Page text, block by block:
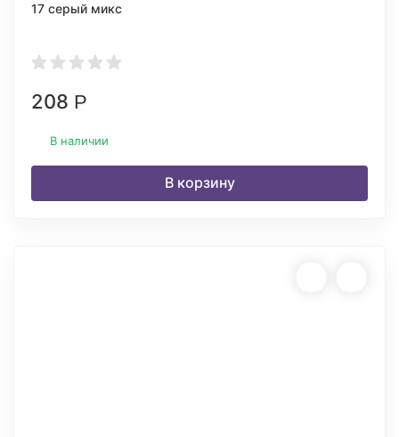
17 серый микс
208 Р
В наличии
В корзину